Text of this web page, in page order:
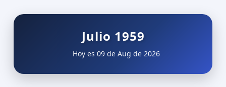
Julio 1959
Hoy es 09 de Aug de 2026